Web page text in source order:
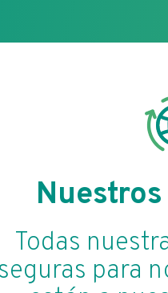
Todas
seguras para